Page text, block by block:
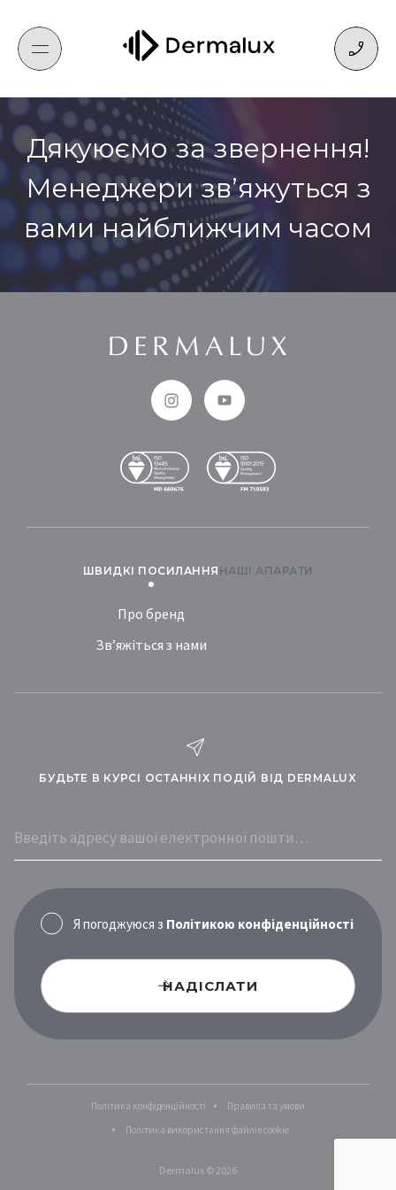
Перейти
вмісту
Дякуюємо за звернення!
Менеджери звʼяжуться з
вами найближчим часом
ШВИДКІ ПОСИЛАННЯ
Про бренд
Зв’яжіться з нами
НАШІ АПАРАТИ
БУДЬТЕ В КУРСІ ОСТАННІХ ПОДІЙ ВІД DERMALUX
Я погоджуюся з Політикою конфіденційності
НАДІСЛАТИ
Політика конфіденційності
Правила та умови
Політика використання файлів cookie
Dermalux © 2026